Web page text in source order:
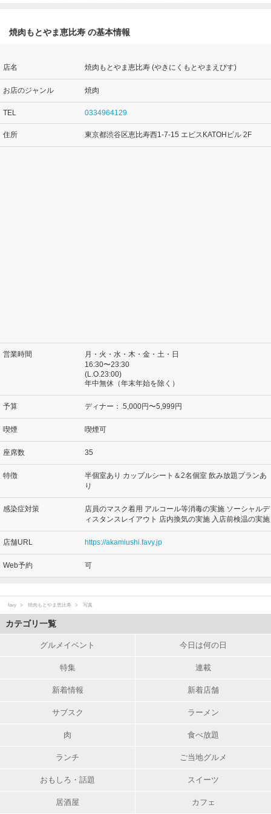
焼肉もとやま恵比寿 の基本情報
店名 焼肉もとやま恵比寿 (やきにくもとやまえびす)
お店のジャンル 焼肉
TEL 0334964129
住所 東京都渋谷区恵比寿西1-7-15 エビスKATOHビル 2F
営業時間
月・火・水・木・金・土・日
16:30〜23:30
(L.O.23:00)
年中無休（年末年始を除く）
予算 ディナー： 5,000円〜5,999円
喫煙 喫煙可
座席数 35
特徴
半個室あり カップルシート＆2名個室 飲み放題プランあ
り
感染症対策
店員のマスク着用 アルコール等消毒の実施 ソーシャルデ
ィスタンスレイアウト 店内換気の実施 入店前検温の実施
店舗URL https://akamiushi.favy.jp
Web予約 可
favy 焼肉もとやま恵比寿 写真
カテゴリ一覧
グルメイベント 今日は何の日
特集 連載
新着情報 新着店舗
サブスク ラーメン
肉 食べ放題
ランチ ご当地グルメ
おもしろ・話題 スイーツ
居酒屋 カフェ